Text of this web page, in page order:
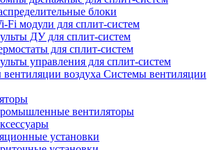
блоки
Fi модули для сплит-систем
ДУ для сплит-систем
для сплит-систем
управления для сплит-систем
Системы вентиляции
вентиляторы
установки